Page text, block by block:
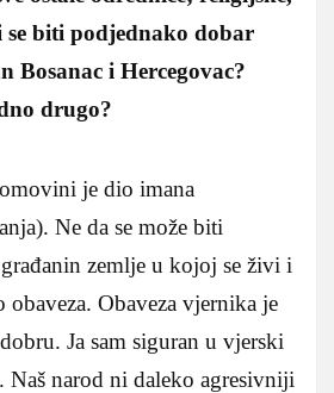
biti podjednako dobar
Bosanac i Hercegovac?
drugo?
je dio imana
Ne da se može biti
zemlje u kojoj se živi i
obaveza. Obaveza vjernika je
Ja sam siguran u vjerski
Naš narod ni daleko agresivniji